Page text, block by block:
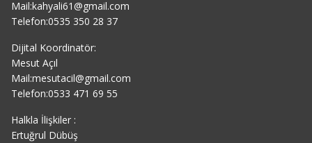
Mail:kahyali61@gmail.com
Telefon:0535 350 28 37
Dijital Koordinatör:
Mesut Açıl
Mail:mesutacil@gmail.com
Telefon:0533 471 69 55
Halkla İlişkiler :
Ertuğrul Dübüş